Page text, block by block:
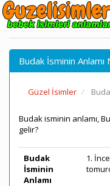
Budak İsminin
Güzel İsimler
Budak isminin anlamı,
gelir?
Budak
İsminin
Anlamı
1.